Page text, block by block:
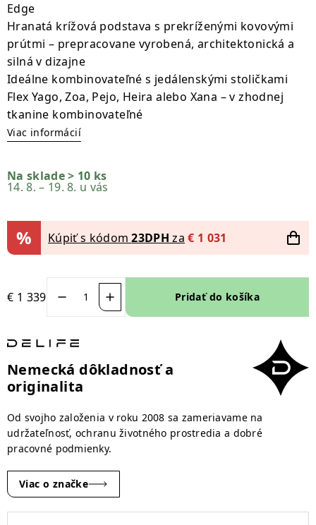
Edge
Hranatá krížová podstava s prekríženými kovovými
prútmi – prepracovane vyrobená, architektonická a
silná v dizajne
Ideálne kombinovateľné s jedálenskými stoličkami
Flex Yago, Zoa, Pejo, Heira alebo Xana – v zhodnej
tkanine kombinovateľné
Viac informácií
Na sklade > 10 ks
14. 8. – 19. 8. u vás
% Kúpiť s kódom23DPH za € 1 031
€ 1 339
množstvo
lavica
Flex
200
texturovaná
látka
taupe
krížová
podstava
Pridať do košíka
Nemecká dôkladnosť a
originalita
Od svojho založenia v roku 2008 sa zameriavame na
udržateľnosť, ochranu životného prostredia a dobré
pracovné podmienky.
Viac o značke